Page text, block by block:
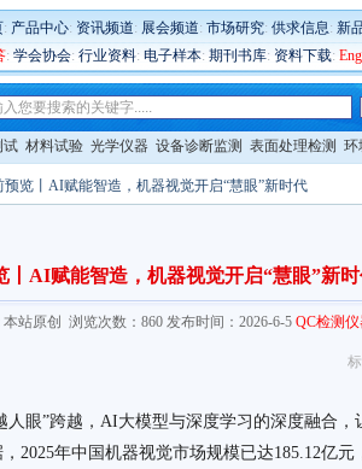
: 产品中心: 资讯频道: 展会频道: 市场研究: 供求信息: 新
: 学会协会: 行业资料: 电子样本: 期刊书库: 资料下载:
试 材料试验 光学仪器 设备诊断监测 表面处理检测 环
预览丨AI赋能智造，机器视觉开启“慧眼”新时代
丨AI赋能智造，机器视觉开启“慧眼”新
本站原创 浏览次数：860 发布时间：2026-6-5 QC检测仪
人眼”跨越，AI大模型与深度学习的深度融合，
2025年中国机器视觉市场规模已达185.12亿元